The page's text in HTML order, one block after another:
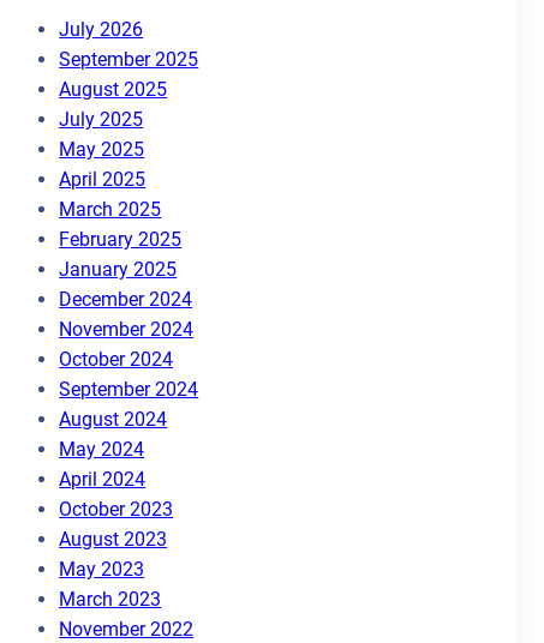
July 2026
September 2025
August 2025
July 2025
May 2025
April 2025
March 2025
February 2025
January 2025
December 2024
November 2024
October 2024
September 2024
August 2024
May 2024
April 2024
October 2023
August 2023
May 2023
March 2023
November 2022